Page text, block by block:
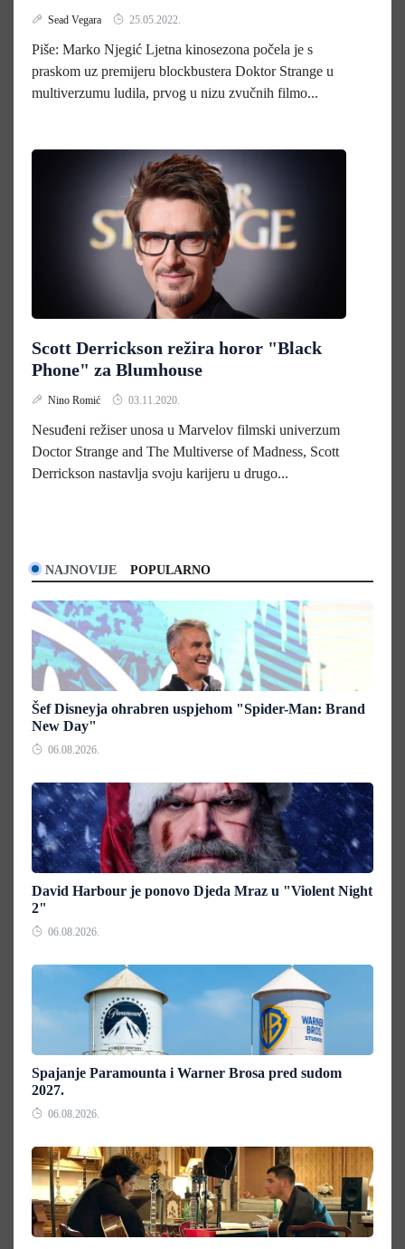
Sead Vegara 25.05.2022.
Piše: Marko Njegić Ljetna kinosezona počela je s
praskom uz premijeru blockbustera Doktor Strange u
multiverzumu ludila, prvog u nizu zvučnih filmo...
Scott Derrickson režira horor "Black
Phone" za Blumhouse
Nino Romić 03.11.2020.
Nesuđeni režiser unosa u Marvelov filmski univerzum
Doctor Strange and The Multiverse of Madness, Scott
Derrickson nastavlja svoju karijeru u drugo...
NAJNOVIJE POPULARNO
Šef Disneyja ohrabren uspjehom "Spider-Man: Brand
New Day"
06.08.2026.
David Harbour je ponovo Djeda Mraz u "Violent Night
2"
06.08.2026.
Spajanje Paramounta i Warner Brosa pred sudom
2027.
06.08.2026.